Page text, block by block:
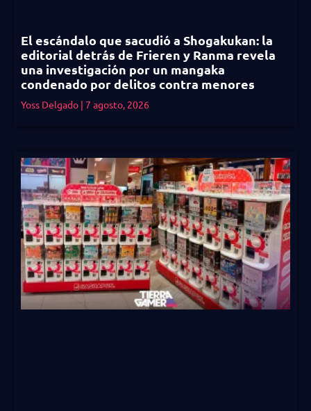
El escándalo que sacudió a Shogakukan: la
editorial detrás de Frieren y Ranma revela
una investigación por un mangaka
condenado por delitos contra menores
Yoss Delgado 7 agosto, 2026